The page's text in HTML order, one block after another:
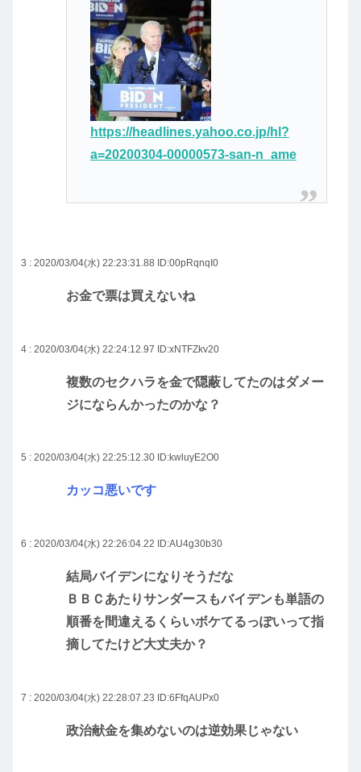
https://headlines.yahoo.co.jp/hl?
a=20200304-00000573-san-n_ame
3 : 2020/03/04(水) 22:23:31.88 ID:00pRqnqI0
お金で票は買えないね
4 : 2020/03/04(水) 22:24:12.97 ID:xNTFZkv20
複数のセクハラを金で隠蔽してたのはダメー
ジにならんかったのかな？
5 : 2020/03/04(水) 22:25:12.30 ID:kwluyE2O0
カッコ悪いです
6 : 2020/03/04(水) 22:26:04.22 ID:AU4g30b30
結局バイデンになりそうだな
ＢＢＣあたりサンダースもバイデンも単語の
順番を間違えるくらいボケてるっぽいって指
摘してたけど大丈夫か？
7 : 2020/03/04(水) 22:28:07.23 ID:6FfqAUPx0
政治献金を集めないのは逆効果じゃない